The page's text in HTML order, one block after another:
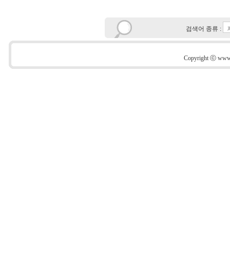
검색어 종류 :
Copyright ⓒ